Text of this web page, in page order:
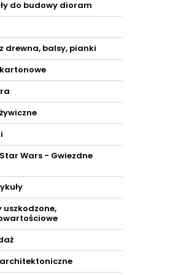
do budowy dioram
drewna, balsy, pianki
Wars - Gwiezdne
uszkodzone,